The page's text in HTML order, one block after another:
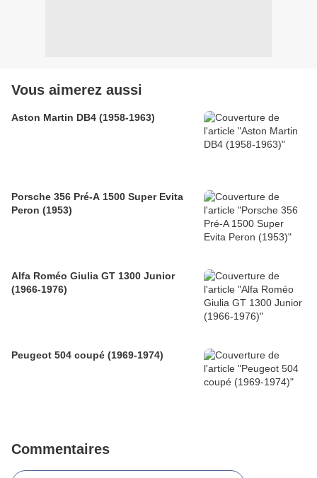
Vous aimerez aussi
Aston Martin DB4 (1958-1963)
Porsche 356 Pré-A 1500 Super Evita
Peron (1953)
Alfa Roméo Giulia GT 1300 Junior
(1966-1976)
Peugeot 504 coupé (1969-1974)
Commentaires